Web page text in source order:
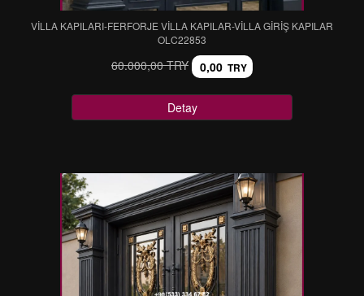
VİLLA KAPILARI-FERFORJE VİLLA KAPILAR-VİLLA GİRİŞ KAPILAR
OLC22853
60.000,00 TRY 0,00 TRY
Detay